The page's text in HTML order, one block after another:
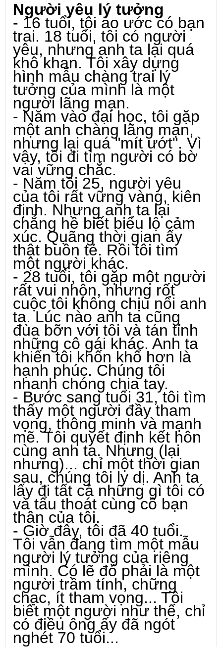
Người yêu lý tưởng
- 16 tuổi, tôi ao ước có bạn
trai. 18 tuổi, tôi có người
yêu, nhưng anh ta lại quá
khô khan. Tôi xây dựng
hình mẫu chàng trai lý
tưởng của mình là một
người lãng mạn.
- Năm vào đại học, tôi gặp
một anh chàng lãng mạn,
nhưng lại quá "mít ướt". Vì
vậy, tôi đi tìm người có bờ
vai vững chắc.
- Năm tôi 25, người yêu
của tôi rất vững vàng, kiên
định. Nhưng anh ta lại
chẳng hề biết biểu lộ cảm
xúc. Quãng thời gian ấy
thật buồn tẻ. Rồi tôi tìm
một người khác.
- 28 tuổi, tôi gặp một người
rất vui nhộn, nhưng rốt
cuộc tôi không chịu nổi anh
ta. Lúc nào anh ta cũng
đùa bỡn với tôi và tán tỉnh
những cô gái khác. Anh ta
khiến tôi khốn khổ hơn là
hạnh phúc. Chúng tôi
nhanh chóng chia tay.
- Bước sang tuổi 31, tôi tìm
thấy một người đầy tham
vọng, thông minh và mạnh
mẽ. Tôi quyết định kết hôn
cùng anh ta. Nhưng (lại
nhưng)... chỉ một thời gian
sau, chúng tôi ly dị. Anh ta
lấy đi tất cả những gì tôi có
và tẩu thoát cùng cô bạn
thân của tôi.
- Giờ đây, tôi đã 40 tuổi.
Tôi vẫn đang tìm một mẫu
người lý tưởng của riêng
mình. Có lẽ đó phải là một
người trầm tính, chững
chạc, ít tham vọng... Tôi
biết một người như thế, chỉ
có điều ông ấy đã ngót
nghét 70 tuổi...